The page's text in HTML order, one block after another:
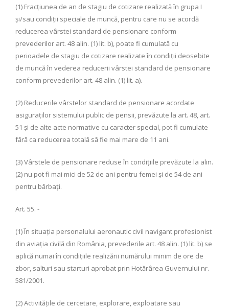
(1) Fracţiunea de an de stagiu de cotizare realizată în grupa I
şi/sau condiţii speciale de muncă, pentru care nu se acordă
reducerea vârstei standard de pensionare conform
prevederilor art. 48 alin. (1) lit. b), poate fi cumulată cu
perioadele de stagiu de cotizare realizate în condiţii deosebite
de muncă în vederea reducerii vârstei standard de pensionare
conform prevederilor art. 48 alin. (1) lit. a).
(2) Reducerile vârstelor standard de pensionare acordate
asiguraţilor sistemului public de pensii, prevăzute la art. 48, art.
51 şi de alte acte normative cu caracter special, pot fi cumulate
fără ca reducerea totală să fie mai mare de 11 ani.
(3) Vârstele de pensionare reduse în condiţiile prevăzute la alin.
(2) nu pot fi mai mici de 52 de ani pentru femei şi de 54 de ani
pentru bărbaţi.
Art. 55. -
(1) În situaţia personalului aeronautic civil navigant profesionist
din aviaţia civilă din România, prevederile art. 48 alin. (1) lit. b) se
aplică numai în condiţiile realizării numărului minim de ore de
zbor, salturi sau starturi aprobat prin Hotărârea Guvernului nr.
581/2001.
(2) Activităţile de cercetare, explorare, exploatare sau